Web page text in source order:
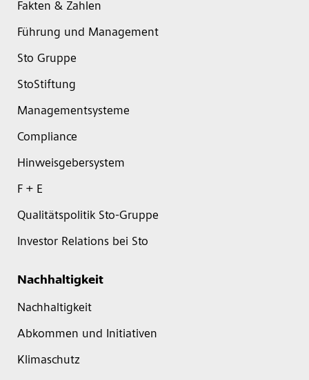
Fakten & Zahlen
Führung und Management
Sto Gruppe
StoStiftung
Managementsysteme
Compliance
Hinweisgebersystem
F + E
Qualitätspolitik Sto-Gruppe
Investor Relations bei Sto
Nachhaltigkeit
Nachhaltigkeit
Abkommen und Initiativen
Klimaschutz